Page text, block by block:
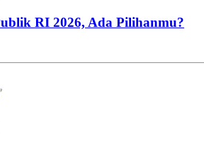
RI 2026, Ada Pilihanmu?